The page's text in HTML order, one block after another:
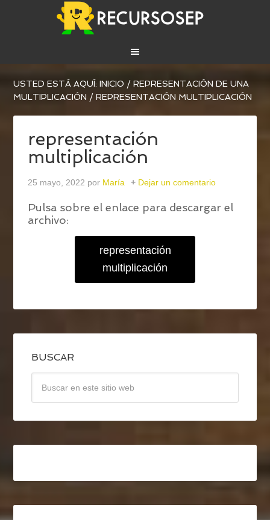
USTED ESTÁ AQUÍ:INICIO / REPRESENTACIÓN DE UNA
MULTIPLICACIÓN / REPRESENTACIÓN MULTIPLICACIÓN
representación
multiplicación
25 mayo, 2022 por María Dejar un comentario
Pulsa sobre el enlace para descargar el
archivo:
representación
multiplicación
BUSCAR